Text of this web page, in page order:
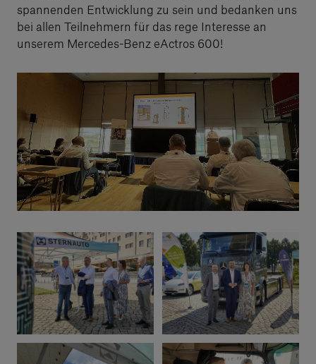
spannenden Entwicklung zu sein und bedanken uns
bei allen Teilnehmern für das rege Interesse an
unserem Mercedes-Benz eActros 600!